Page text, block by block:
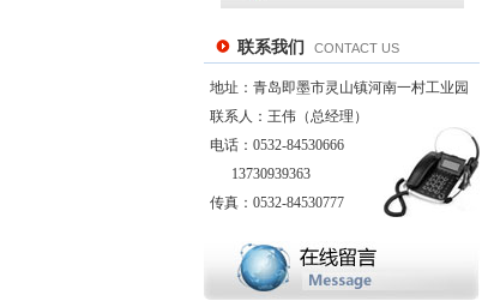
联系我们 CONTACT US
地址：青岛即墨市灵山镇河南一村工业园
联系人：王伟（总经理）
电话：0532-84530666
13730939363
传真：0532-84530777